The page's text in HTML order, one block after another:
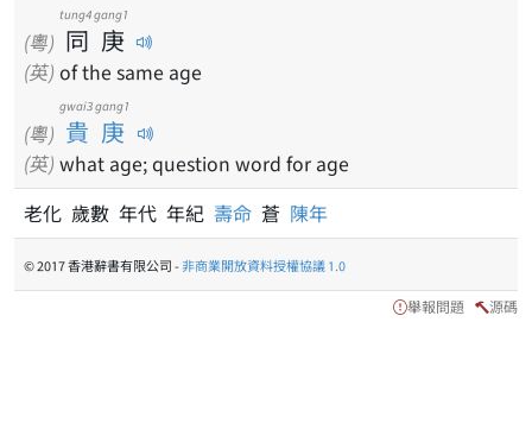
(粵) 同
tung4
庚
gang1
(英) of the same age
(粵) 貴庚
gwai3 gang1
(英) what age; question word for age
老化 歲數 年代 年紀 壽命 蒼 陳年
© 2017 香港辭書有限公司 -非商業開放資料授權協議 1.0
舉報問題 源碼